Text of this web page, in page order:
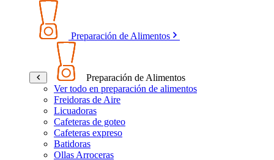
Preparación de Alimentos
Preparación de Alimentos
Ver todo en preparación de alimentos
Freidoras de Aire
Licuadoras
Cafeteras de goteo
Cafeteras expreso
Batidoras
Ollas Arroceras